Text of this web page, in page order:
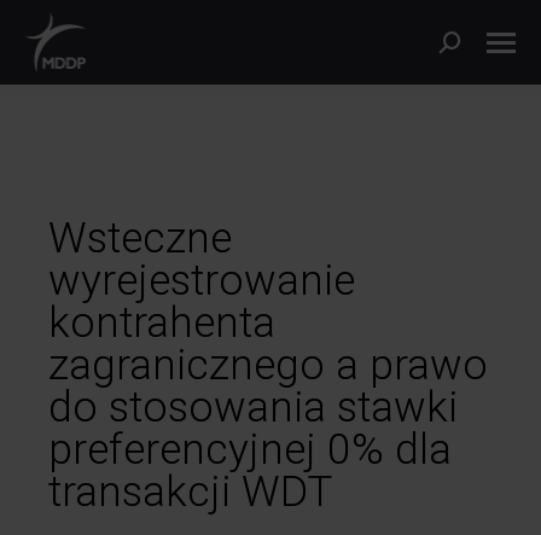
Wsteczne
wyrejestrowanie
kontrahenta
zagranicznego a prawo
do stosowania stawki
preferencyjnej 0% dla
transakcji WDT